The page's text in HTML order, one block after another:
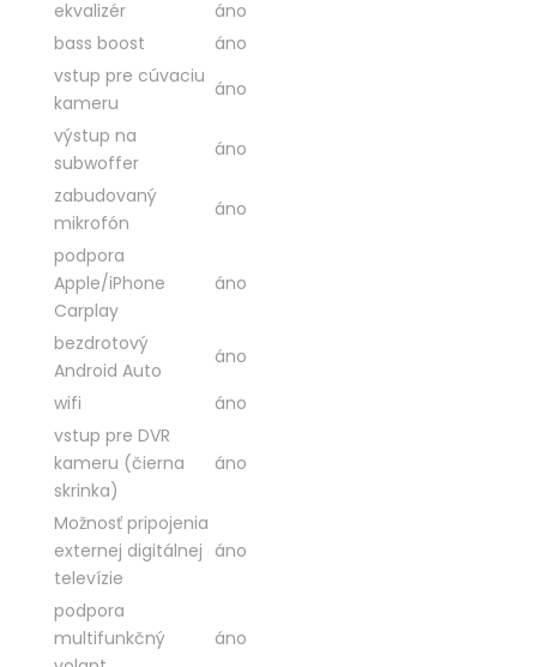
ekvalizér
áno
bass boost
áno
vstup pre cúvaciu
kameru
áno
výstup na
subwoffer
áno
zabudovaný
mikrofón
áno
podpora
Apple/iPhone
Carplay
áno
bezdrotový
Android Auto
áno
wifi
áno
vstup pre DVR
kameru (čierna
skrinka)
áno
Možnosť pripojenia
externej digitálnej
televízie
áno
podpora
multifunkčný
áno